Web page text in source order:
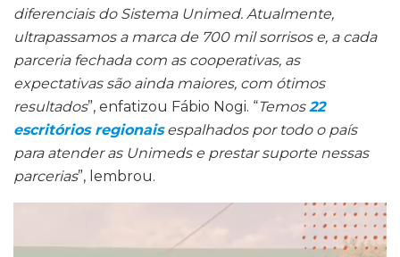
diferenciais do Sistema Unimed. Atualmente,
ultrapassamos a marca de 700 mil sorrisos e, a cada
parceria fechada com as cooperativas, as
expectativas são ainda maiores, com ótimos
resultados”, enfatizou Fábio Nogi. “Temos 22
escritórios regionaisespalhados por todo o país
para atender as Unimeds e prestar suporte nessas
parcerias”, lembrou.